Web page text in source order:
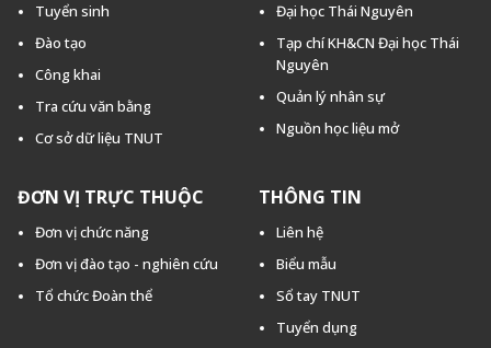
Tuyển sinh
Đào tạo
Công khai
Tra cứu văn bằng
Cơ sở dữ liệu TNUT
Đại học Thái Nguyên
Tạp chí KH&CN Đại học Thái
Nguyên
Quản lý nhân sự
Nguồn học liệu mở
ĐƠN VỊ TRỰC THUỘC
Đơn vị chức năng
Đơn vị đào tạo - nghiên cứu
Tổ chức Đoàn thể
THÔNG TIN
Liên hệ
Biểu mẫu
Sổ tay TNUT
Tuyển dụng